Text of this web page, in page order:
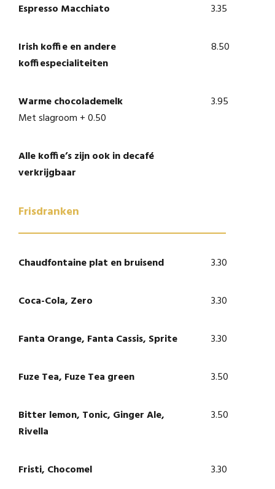
Espresso Macchiato 3.35
Irish koffie en andere
koffiespecialiteiten
8.50
Warme chocolademelk
Met slagroom + 0.50
3.95
Alle koffie’s zijn ook in decafé
verkrijgbaar
Frisdranken
Chaudfontaine plat en bruisend 3.30
Coca-Cola, Zero 3.30
Fanta Orange, Fanta Cassis, Sprite 3.30
Fuze Tea, Fuze Tea green 3.50
Bitter lemon, Tonic, Ginger Ale,
Rivella
3.50
Fristi, Chocomel 3.30